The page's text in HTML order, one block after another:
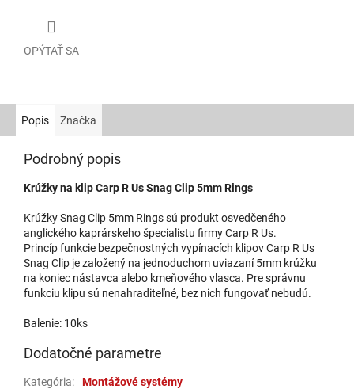
OPÝTAŤ SA
Popis Značka
Podrobný popis
Krúžky na klip Carp R Us Snag Clip 5mm Rings
Krúžky Snag Clip 5mm Rings sú produkt osvedčeného
anglického kaprárskeho špecialistu firmy Carp R Us.
Princíp funkcie bezpečnostných vypínacích klipov Carp R Us
Snag Clip je založený na jednoduchom uviazaní 5mm krúžku
na koniec nástavca alebo kmeňového vlasca. Pre správnu
funkciu klipu sú nenahraditeľné, bez nich fungovať nebudú.
Balenie: 10ks
Dodatočné parametre
Kategória: Montážové systémy